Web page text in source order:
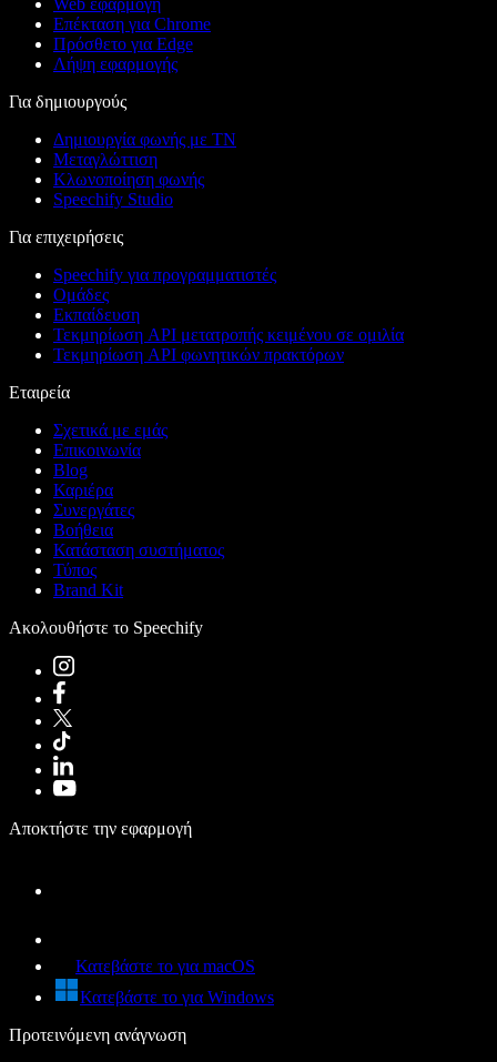
Web εφαρμογή
Επέκταση για Chrome
Πρόσθετο για Edge
Λήψη εφαρμογής
Για δημιουργούς
Δημιουργία φωνής με ΤΝ
Μεταγλώττιση
Κλωνοποίηση φωνής
Speechify Studio
Για επιχειρήσεις
Speechify για προγραμματιστές
Ομάδες
Εκπαίδευση
Τεκμηρίωση API μετατροπής κειμένου σε ομιλία
Τεκμηρίωση API φωνητικών πρακτόρων
Εταιρεία
Σχετικά με εμάς
Επικοινωνία
Blog
Καριέρα
Συνεργάτες
Βοήθεια
Κατάσταση συστήματος
Τύπος
Brand Kit
Ακολουθήστε το Speechify
Αποκτήστε την εφαρμογή
Κατεβάστε το για macOS
Κατεβάστε το για Windows
Προτεινόμενη ανάγνωση